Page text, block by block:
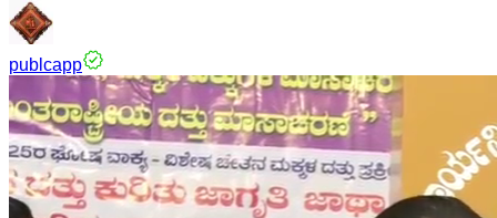
publcapp